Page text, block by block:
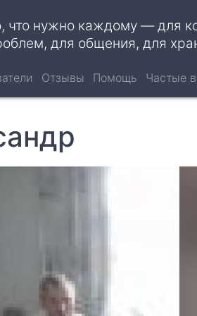
что нужно каждому — для
для общения, для
Отзывы Помощь Частые